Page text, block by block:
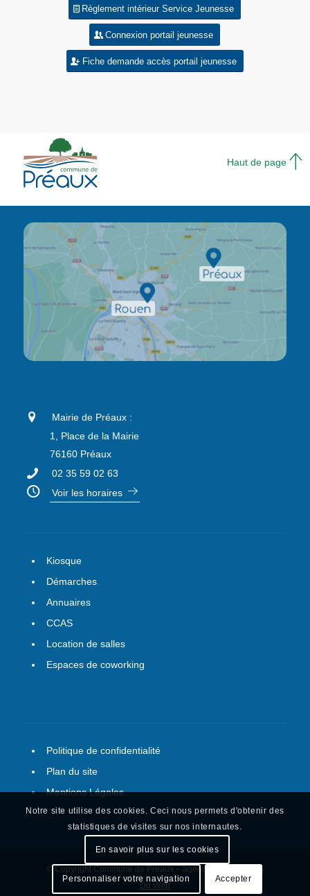
Règlement intérieur Service Jeunesse
Connexion portail jeunesse
Fiche demande accès portail jeunesse
Haut de page
Mairie de Préaux :
1, Place de la Mairie
76160 Préaux
02 35 59 02 63
Voir les horaires
Kiosque
Démarches
Annuaires
CCAS
Location de salles
Espaces de coworking
Politique de confidentialité
Plan du site
Mentions Légales
© Copyright Commune de Préaux – agence web :
Le Plus
Du Web
Notre site utilise des cookies. Ceci nous permets d'obtenir des
statistiques de visites sur nos internautes.
En savoir plus sur les cookies
Personnaliser votre navigation Accepter